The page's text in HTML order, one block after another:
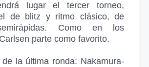
lugar el tercer torneo,
de blitz y ritmo clásico, de
Como en los
parte como favorito.
de la última ronda: Nakamura-